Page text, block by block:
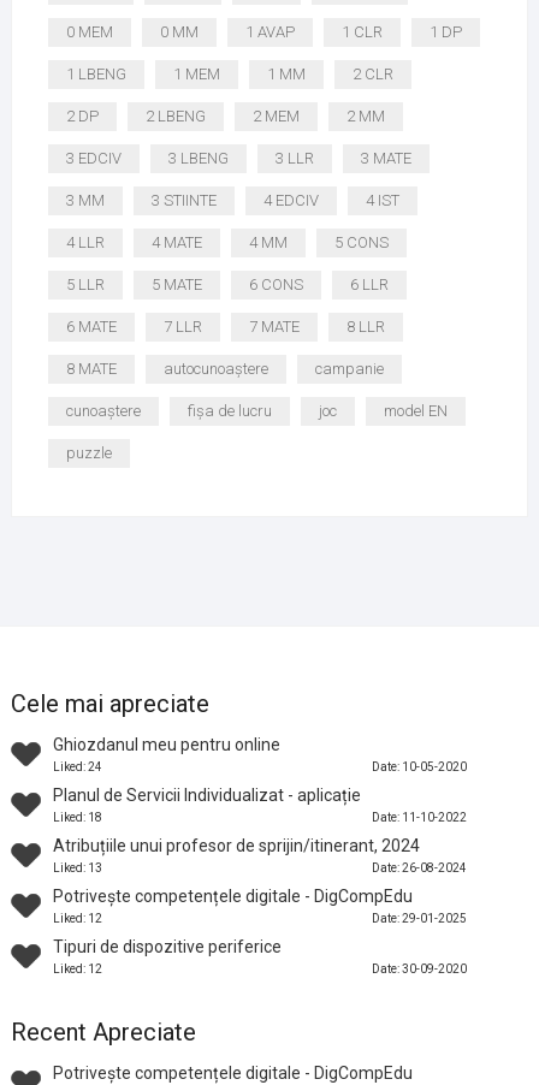
0 MEM 0 MM 1 AVAP 1 CLR 1 DP
1 LBENG 1 MEM 1 MM 2 CLR
2 DP 2 LBENG 2 MEM 2 MM
3 EDCIV 3 LBENG 3 LLR 3 MATE
3 MM 3 STIINTE 4 EDCIV 4 IST
4 LLR 4 MATE 4 MM 5 CONS
5 LLR 5 MATE 6 CONS 6 LLR
6 MATE 7 LLR 7 MATE 8 LLR
8 MATE autocunoaștere campanie
cunoaștere fișa de lucru joc model EN
puzzle
Cele mai apreciate
Ghiozdanul meu pentru online
Liked: 24 Date: 10-05-2020
Planul de Servicii Individualizat - aplicație
Liked: 18 Date: 11-10-2022
Atribuțiile unui profesor de sprijin/itinerant, 2024
Liked: 13 Date: 26-08-2024
Potrivește competențele digitale - DigCompEdu
Liked: 12 Date: 29-01-2025
Tipuri de dispozitive periferice
Liked: 12 Date: 30-09-2020
Recent Apreciate
Potrivește competențele digitale - DigCompEdu